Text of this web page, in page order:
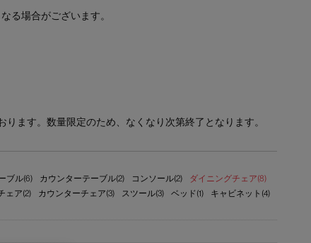
る場合がございます。
ます。数量限定のため、なくなり次第終了となります。
ブル(6) カウンターテーブル(2) コンソール(2)
ダイニングチェア(8)
ェア(2) カウンターチェア(3) スツール(3) ベッド(1)
キャビネット(4)